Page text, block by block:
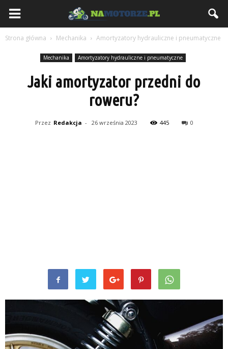
NaMotorze.pl
Strona główna Mechanika Amortyzatory hydrauliczne i pneumatyczne
Mechanika Amortyzatory hydrauliczne i pneumatyczne
Jaki amortyzator przedni do
roweru?
Przez Redakcja - 26 września 2023 445 0